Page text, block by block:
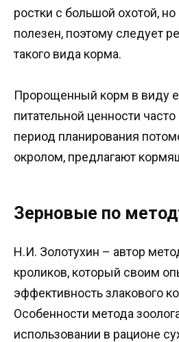
ростки с большой охотой,
полезен, поэтому следует
такого вида корма.
Пророщенный корм в виду
питательной ценности
период планирования
окролом, предлагают
Зерновые по
Н.И. Золотухин – автор
кроликов, который своим
эффективность злакового
Особенности метода
использовании в рационе